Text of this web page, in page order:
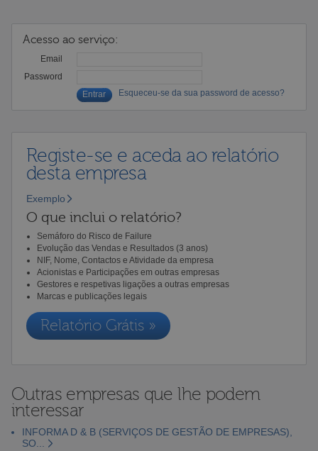
Acesso ao serviço:
Email
Password
Esqueceu-se da sua password de acesso?
Registe-se e aceda ao relatório
desta empresa
Exemplo
O que inclui o relatório?
Semáforo do Risco de Failure
Evolução das Vendas e Resultados (3 anos)
NIF, Nome, Contactos e Atividade da empresa
Acionistas e Participações em outras empresas
Gestores e respetivas ligações a outras empresas
Marcas e publicações legais
Relatório Grátis »
Outras empresas que lhe podem
interessar
INFORMA D & B (SERVIÇOS DE GESTÃO DE EMPRESAS),
SO...